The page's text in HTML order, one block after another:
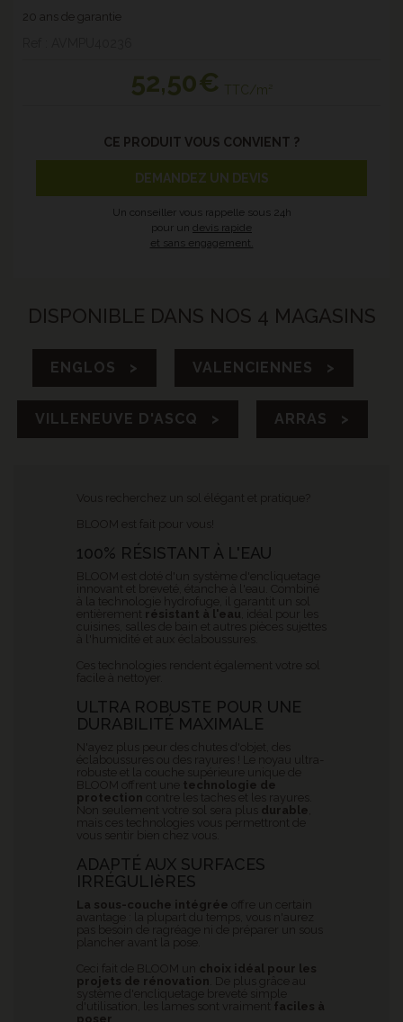
20 ans de garantie
52,50€ TTC/m²
CE PRODUIT VOUS CONVIENT ?
DEMANDEZ UN DEVIS
Un conseiller vous rappelle sous 24h
pour un devis rapide
et sans engagement.
DISPONIBLE DANS NOS 4 MAGASINS
ENGLOS > VALENCIENNES >
VILLENEUVE D'ASCQ > ARRAS >
Vous recherchez un sol élégant et pratique?
BLOOM est fait pour vous!
100% RÉSISTANT À L'EAU
BLOOM est doté d'un système d'encliquetage
innovant et breveté, étanche à l'eau. Combiné
à la technologie hydrofuge, il garantit un sol
entièrement résistant à l'eau
cuisines, salles de bain et autres pièces sujettes
à l'humidité et aux éclaboussures.
Ces technologies rendent également votre sol
facile à nettoyer.
ULTRA ROBUSTE POUR UNE
DURABILITÉ MAXIMALE
N'ayez plus peur des chutes d'objet, des
éclaboussures ou des rayures ! Le noyau ultra-
robuste et la couche supérieure unique de
BLOOM offrent une technologie de
protection contre les taches et les rayures.
Non seulement votre sol sera plus durable
mais ces technologies vous permettront de
vous sentir bien chez vous.
ADAPTÉ AUX SURFACES
IRRÉGULIèRES
La sous-couche intégrée offre un certain
avantage : la plupart du temps, vous n'aurez
plancher avant la pose.
Ceci fait de BLOOM un choix idéal pour les
projets de rénovation
système d'encliquetage breveté simple
d'utilisation, les lames sont vraiment faciles à
poser